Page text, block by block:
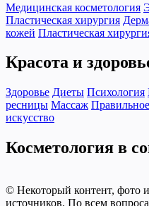
Медицинская косметология
Пластическая хирургия
кожей Пластическая
Красота и
Здоровье Диеты Психология
ресницы Массаж
искусство
Косметология в
© Некоторый контент, фото
источников. По всем